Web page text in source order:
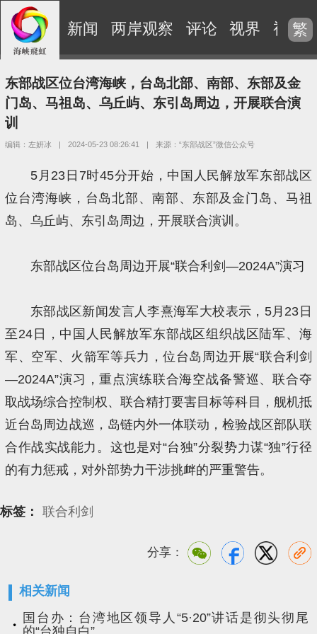
新闻 两岸观察 评论 视界 视频
繁
东部战区位台湾海峡，台岛北部、南部、东部及金
门岛、马祖岛、乌丘屿、东引岛周边，开展联合演
训
编辑：左妍冰 | 2024-05-23 08:26:41 | 来源：“东部战区”微信公众号
5月23日7时45分开始，中国人民解放军东部战区
位台湾海峡，台岛北部、南部、东部及金门岛、马祖
岛、乌丘屿、东引岛周边，开展联合演训。
东部战区位台岛周边开展“联合利剑—2024A”演习
东部战区新闻发言人李熹海军大校表示，5月23日
至24日，中国人民解放军东部战区组织战区陆军、海
军、空军、火箭军等兵力，位台岛周边开展“联合利剑
—2024A”演习，重点演练联合海空战备警巡、联合夺
取战场综合控制权、联合精打要害目标等科目，舰机抵
近台岛周边战巡，岛链内外一体联动，检验战区部队联
合作战实战能力。这也是对“台独”分裂势力谋“独”行径
的有力惩戒，对外部势力干涉挑衅的严重警告。
标签： 联合利剑
分享：
相关新闻
国台办：台湾地区领导人“5·20”讲话是彻头彻尾